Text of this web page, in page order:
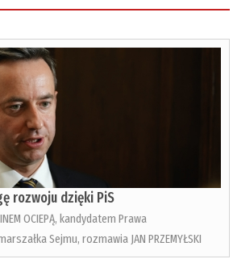
rozwoju dzięki PiS
OCIEPĄ, kandydatem Prawa
Sejmu, rozmawia JAN PRZEMYŁSKI